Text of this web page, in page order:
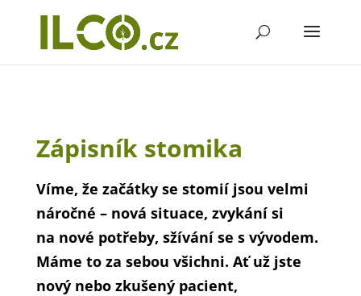
Zápisník stomika
Víme, že začátky se stomií jsou velmi
náročné – nová situace, zvykání si
na nové potřeby, sžívání se s vývodem.
Máme to za sebou všichni. Ať už jste
nový nebo zkušený pacient,